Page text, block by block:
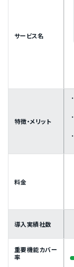
サービス名
特徴・メリット
料金
導入実績社数
重要機能カバー
率